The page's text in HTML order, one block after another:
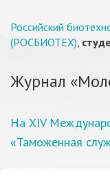
Российский
(РОСБИОТЕХ),
Журнал
На XIV
«Таможенная